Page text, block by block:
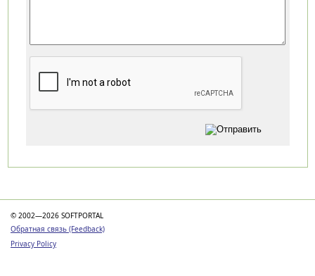
© 2002—2026 SOFTPORTAL
Обратная связь (Feedback)
Privacy Policy